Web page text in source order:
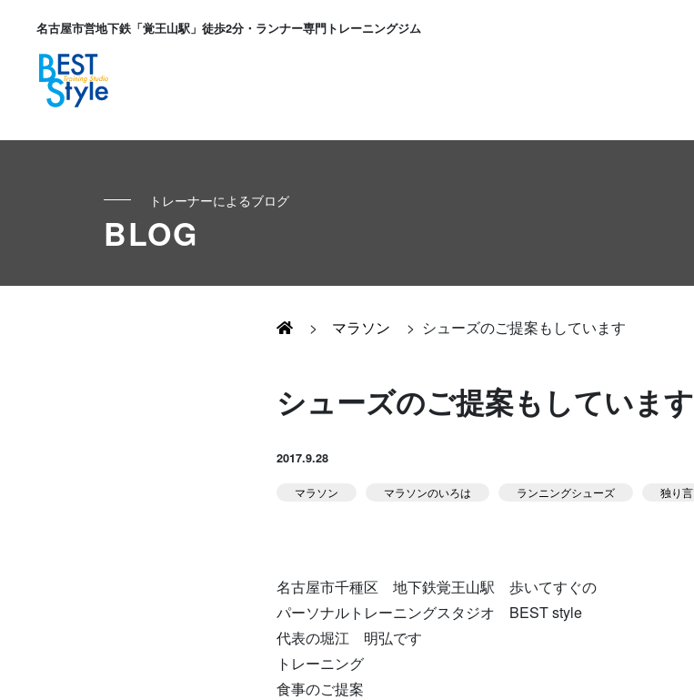
名古屋市営地下鉄「覚王山駅」徒歩2分・ランナー専門トレーニングジム
スタジオ公式
KIDSかけっこ
トレーナーによるブログ
BLOG
> マラソン > シューズのご提案もしています
シューズのご提案もしています
2017.9.28
マラソン マラソンのいろは ランニングシューズ 独り言
名古屋市千種区 地下鉄覚王山駅 歩いてすぐの
パーソナルトレーニングスタジオ BEST style
代表の堀江 明弘です
トレーニング
食事のご提案